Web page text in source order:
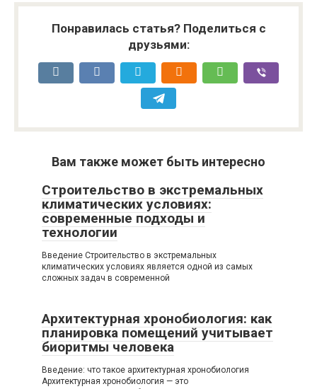
Понравилась статья? Поделиться с
друзьями:
Вам также может быть интересно
Строительство в экстремальных
климатических условиях:
современные подходы и
технологии
Введение Строительство в экстремальных
климатических условиях является одной из самых
сложных задач в современной
Архитектурная хронобиология: как
планировка помещений учитывает
биоритмы человека
Введение: что такое архитектурная хронобиология
Архитектурная хронобиология — это